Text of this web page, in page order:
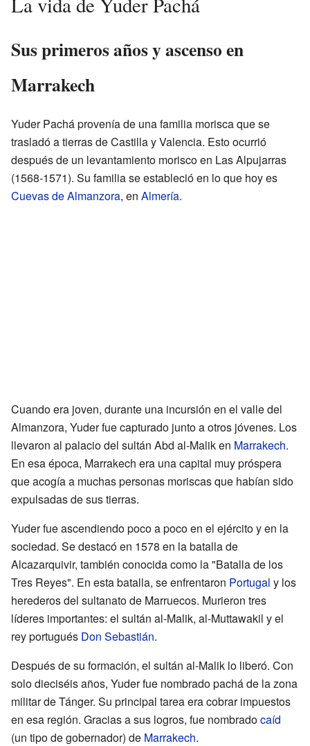
Sus primeros años y ascenso en
Marrakech
Yuder Pachá provenía de una familia morisca que se
trasladó a tierras de Castilla y Valencia. Esto ocurrió
después de un levantamiento morisco en Las Alpujarras
(1568-1571). Su familia se estableció en lo que hoy es
Cuevas de Almanzora, en Almería.
Cuando era joven, durante una incursión en el valle del
Almanzora, Yuder fue capturado junto a otros jóvenes. Los
llevaron al palacio del sultán Abd al-Malik en Marrakech.
En esa época, Marrakech era una capital muy próspera
que acogía a muchas personas moriscas que habían sido
expulsadas de sus tierras.
Yuder fue ascendiendo poco a poco en el ejército y en la
sociedad. Se destacó en 1578 en la batalla de
Alcazarquivir, también conocida como la "Batalla de los
Tres Reyes". En esta batalla, se enfrentaron Portugal y los
herederos del sultanato de Marruecos. Murieron tres
líderes importantes: el sultán al-Malik, al-Muttawakil y el
rey portugués Don Sebastián.
Después de su formación, el sultán al-Malik lo liberó. Con
solo dieciséis años, Yuder fue nombrado pachá de la zona
militar de Tánger. Su principal tarea era cobrar impuestos
en esa región. Gracias a sus logros, fue nombradocaíd
(un tipo de gobernador) de Marrakech.